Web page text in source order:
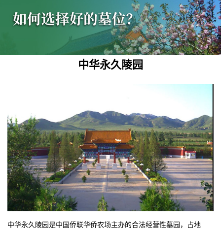
中华永久陵园
中华永久陵园是中国侨联华侨农场主办的合法经营性墓园，占地